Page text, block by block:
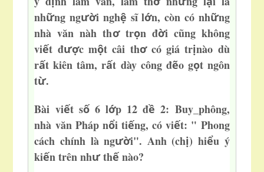
những người nghệ sĩ lớn, còn có những
nhà văn nàh thơtrọn đời cũng không
viết được một câi thơcó giá trịnào dù
rất kiên tâm, rất dày công đẽo gọt ngôn
từ.
Bài viết số6 lớp 12 đề 2: Buy_phông,
nhà văn Pháp nổi tiếng, có viết: " Phong
cách chính là người". Anh (chị) hiểu ý
kiến trên nhưthế nào?